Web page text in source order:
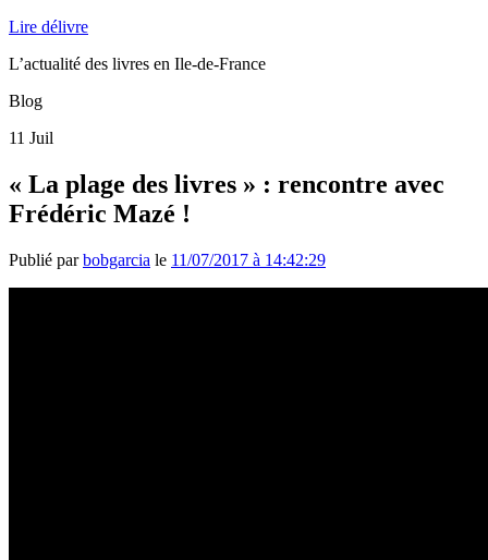
Lire délivre
L’actualité des livres en Ile-de-France
Blog
11 Juil
« La plage des livres » : rencontre avec
Frédéric Mazé !
Publié parbobgarcia le 11/07/2017 à 14:42:29